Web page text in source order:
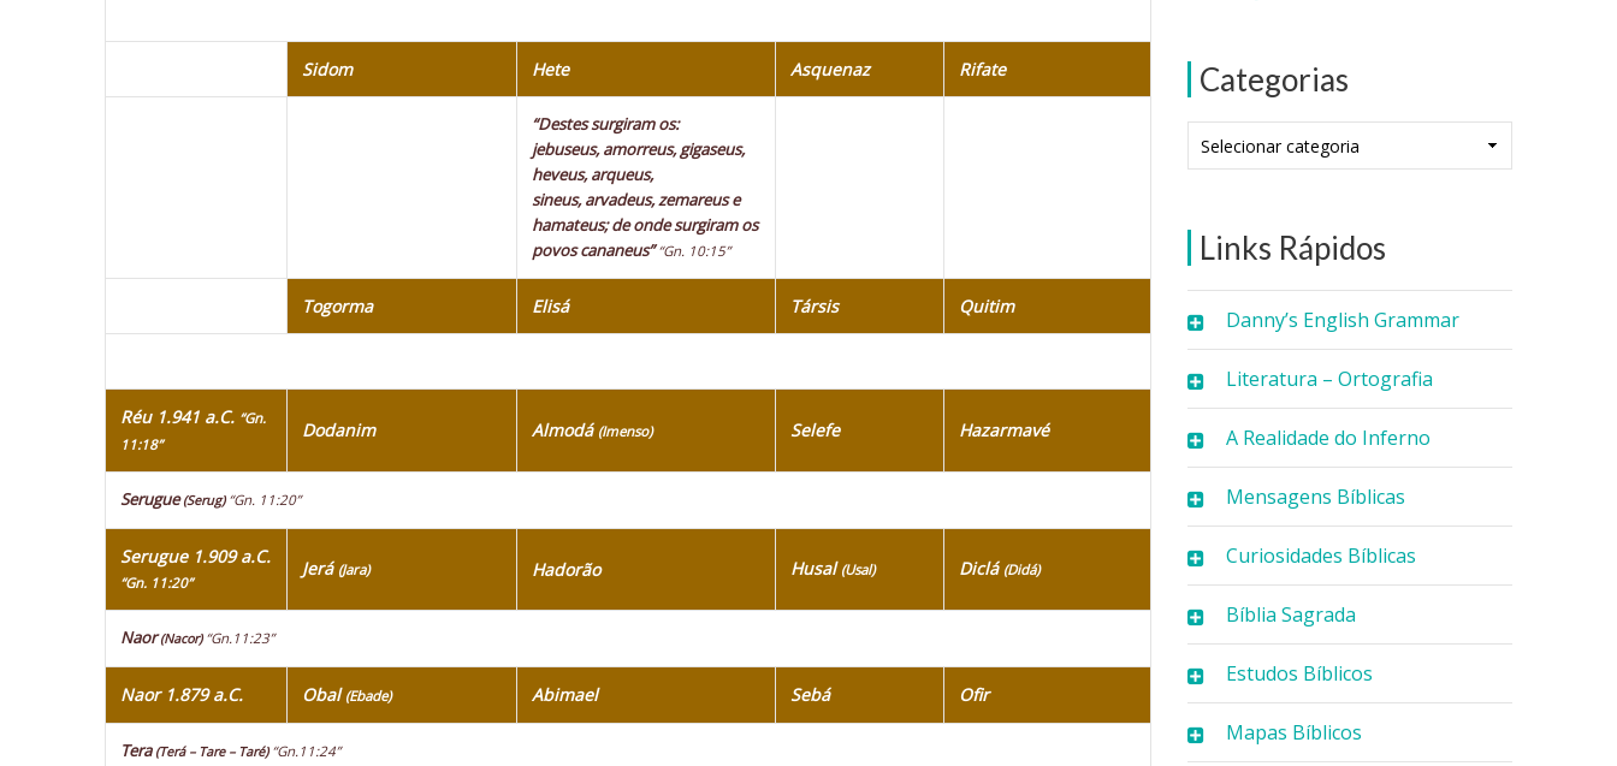
Categorias
Links Rápidos
Danny’s English Grammar
Literatura – Ortografia
A Realidade do Inferno
Mensagens Bíblicas
Curiosidades Bíblicas
Bíblia Sagrada
Estudos Bíblicos
Mapas Bíblicos
Sidom Hete Asquenaz Rifate
“Destes surgiram os:
jebuseus, amorreus, gigaseus,
heveus, arqueus,
sineus, arvadeus, zemareus e
hamateus; de onde surgiram os
povos cananeus”“Gn. 10:15”
Togorma Elisá Társis Quitim
Réu 1.941 a.C. “Gn.
11:18”
Dodanim Almodá (Imenso) Selefe Hazarmavé
Serugue(Serug) “Gn. 11:20”
Serugue 1.909 a.C.
“Gn. 11:20”
Jerá (Jara) Hadorão Husal (Usal) Diclá (Didá)
Naor(Nacor) “Gn.11:23”
Naor 1.879 a.C. Obal (Ebade) Abimael Sebá Ofir
Tera (Terá – Tare – Taré) “Gn.11:24”